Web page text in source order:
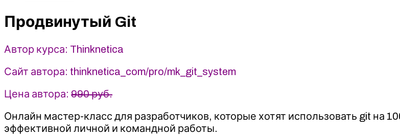
-
Thinknetica
Продвинутый Git
​Автор курса: Thinknetica
Сайт автора: thinknetica_com/pro/mk_git_system
Цена автора: 990 руб.
Онлайн мастер-класс для разработчиков, которые хотят использовать git на
эффективной личной и командной работы.